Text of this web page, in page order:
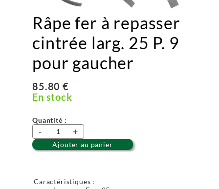
Râpe fer à repasser
cintrée larg. 25 P. 9
pour gaucher
85.80 €
En stock
Quantité :
- +
Ajouter au panier
Caractéristiques :